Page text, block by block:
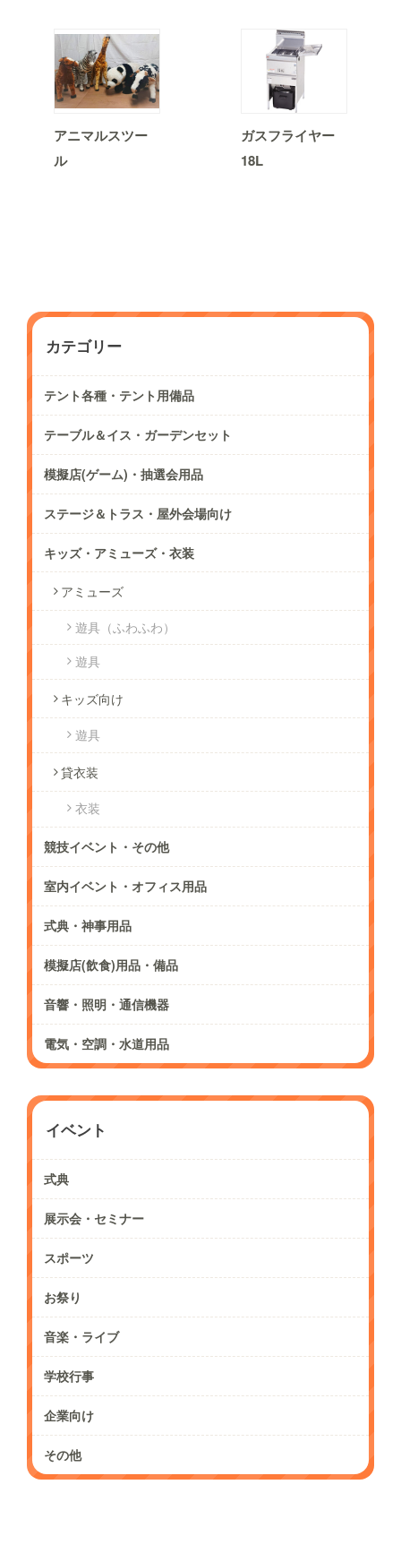
アニマルスツー
ル
ガスフライヤー
18L
カテゴリー
テント各種・テント用備品
テーブル＆イス・ガーデンセット
模擬店(ゲーム)・抽選会用品
ステージ＆トラス・屋外会場向け
キッズ・アミューズ・衣装
アミューズ
遊具（ふわふわ）
遊具
キッズ向け
遊具
貸衣装
衣装
競技イベント・その他
室内イベント・オフィス用品
式典・神事用品
模擬店(飲食)用品・備品
音響・照明・通信機器
電気・空調・水道用品
イベント
式典
展示会・セミナー
スポーツ
お祭り
音楽・ライブ
学校行事
企業向け
その他